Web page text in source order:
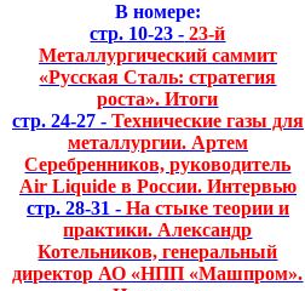
В номере:
стр. 10-23 - 23-й
Металлургический саммит
«Русская Сталь: стратегия
роста». Итоги
стр. 24-27 - Технические газы для
металлургии. Артем
Серебренников, руководитель
Air Liquide в России. Интервью
стр. 28-31 - На стыке теории и
практики. Александр
Котельников, генеральный
директор АО «НПП «Машпром».